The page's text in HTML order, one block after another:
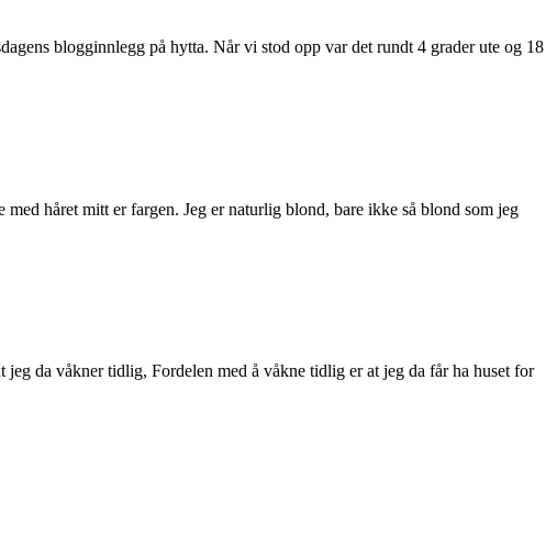
blogginnlegg på hytta. Når vi stod opp var det rundt 4 grader ute og 18
håret mitt er fargen. Jeg er naturlig blond, bare ikke så blond som jeg
da våkner tidlig, Fordelen med å våkne tidlig er at jeg da får ha huset for